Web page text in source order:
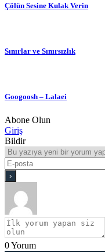
Çölün Sesine Kulak Verin
Sınırlar ve Sınırsızlık
Googoosh – Lalaei
Abone Olun
Giriş
Bildir
0Yorum